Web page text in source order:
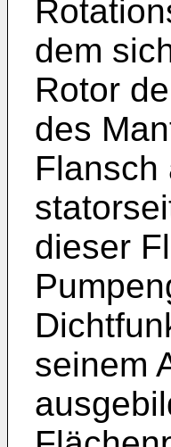
dem
Rotor
des
Flansch
dieser
seinem